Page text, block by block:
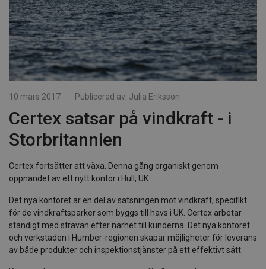
10 mars 2017 Publicerad av: Julia Eriksson
Certex satsar på vindkraft - i
Storbritannien
Certex fortsätter att växa. Denna gång organiskt genom
öppnandet av ett nytt kontor i Hull, UK.
Det nya kontoret är en del av satsningen mot vindkraft, specifikt
för de vindkraftsparker som byggs till havs i UK. Certex arbetar
ständigt med strävan efter närhet till kunderna. Det nya kontoret
och verkstaden i Humber-regionen skapar möjligheter för leverans
av både produkter och inspektionstjänster på ett effektivt sätt.